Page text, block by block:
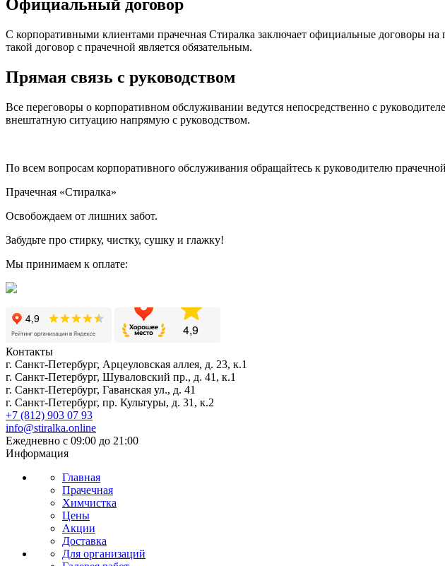
Официальный договор
С корпоративными клиентами прачечная Стиралка заключает официальные договоры
такой договор с прачечной является обязательным.
Прямая связь с руководством
Все переговоры о корпоративном обслуживании ведутся непосредственно с
внештатную ситуацию напрямую с руководством.
По всем вопросам корпоративного обслуживания обращайтесь к руководителю
Прачечная «Стиралка»
Освобождаем от лишних забот.
Забудьте про стирку, чистку, сушку и глажку!
Мы принимаем к оплате:
Контакты
г. Санкт-Петербург, Арцеуловская аллея, д. 23, к.1
г. Санкт-Петербург, Шуваловский пр., д. 41, к.1
г. Санкт-Петербург, Гаванская ул., д. 41
г. Санкт-Петербург, пр. Культуры, д. 31, к.2
+7 (812) 903 07 93
info@stiralka.online
Ежедневно с 09:00 до 21:00
Информация
Главная
Прачечная
Химчистка
Цены
Акции
Доставка
Для организаций